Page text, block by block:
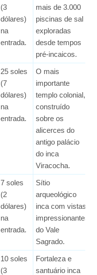
(3
dólares)
na
entrada.
mais de 3.000
piscinas de sal
exploradas
desde tempos
pré-incaicos.
25 soles
(7
dólares)
na
entrada.
O mais
importante
templo colonial,
construído
sobre os
alicerces do
antigo palácio
do inca
Viracocha.
7 soles
(2
dólares)
na
entrada.
Sítio
arqueológico
inca com vistas
impressionantes
do Vale
Sagrado.
10 soles
(3
Fortaleza e
santuário inca